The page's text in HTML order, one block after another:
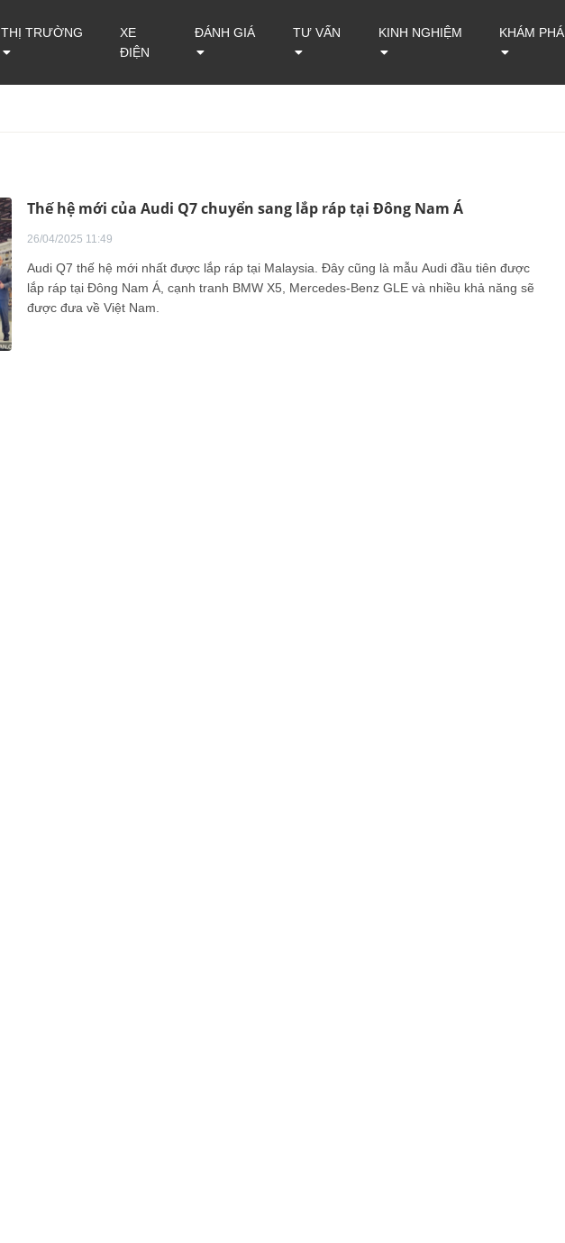
THỊ TRƯỜNG
XE
ĐIỆN
ĐÁNH GIÁ TƯ VẤN KINH NGHIỆM KHÁM PHÁ
Thế hệ mới của Audi Q7 chuyển sang lắp ráp tại Đông Nam Á
26/04/2025 11:49
Audi Q7 thế hệ mới nhất được lắp ráp tại Malaysia. Đây cũng là mẫu Audi đầu tiên được
lắp ráp tại Đông Nam Á, cạnh tranh BMW X5, Mercedes-Benz GLE và nhiều khả năng sẽ
được đưa về Việt Nam.